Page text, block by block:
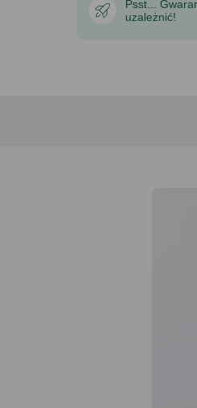
Psst...
uzależnić!